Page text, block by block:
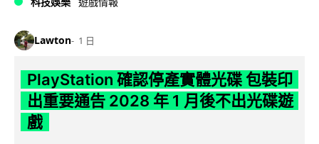
Lawton 1 日
PlayStation 確認停產實體光碟 包裝印
出重要通告 2028 年 1 月後不出光碟遊
戲